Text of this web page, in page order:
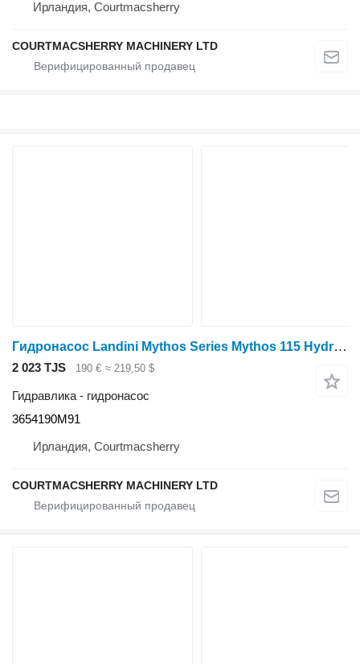
Ирландия, Courtmacsherry
COURTMACSHERRY MACHINERY LTD
Гидронасос Landini Mythos Series Mythos 115 Hydraulic Lift Cylinder 3654190m91 3654190M91 для трактора колесного
2 023 TJS 190 € ≈ 219,50 $
Гидравлика - гидронасос
3654190M91
Ирландия, Courtmacsherry
COURTMACSHERRY MACHINERY LTD